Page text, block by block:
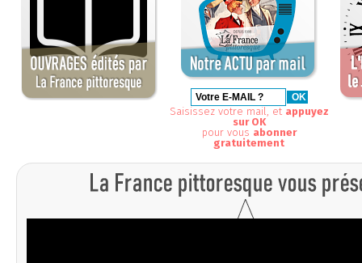
Saisissez votre mail, et appuyez
sur OK
pour vous abonner
gratuitement